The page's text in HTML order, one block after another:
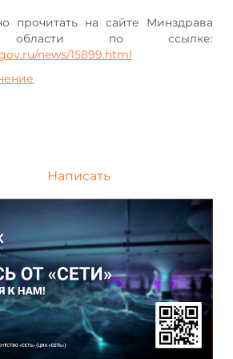
прочитать на сайте Минздрава
области по ссылке:
news/15899.html
Написать